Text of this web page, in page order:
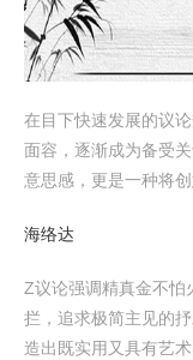
在目下快速发展的议
面容，逐渐成为备受
意思感，更是一种将
海络达
Z议论强调精真金不怕
拦，追求极简主见的
造出既实用又具有艺